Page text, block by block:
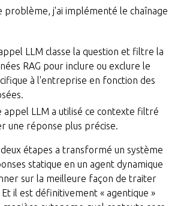
problème, j'ai implémenté le chaînage
LLM classe la question et filtre la
RAG pour inclure ou exclure le
à l'entreprise en fonction des
appel LLM a utilisé ce contexte filtré
une réponse plus précise.
étapes a transformé un système
statique en un agent dynamique
sur la meilleure façon de traiter
Et il est définitivement « agentique »